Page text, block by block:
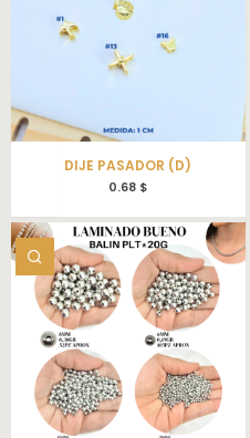
DIJE PASADOR (D)
0.68 $